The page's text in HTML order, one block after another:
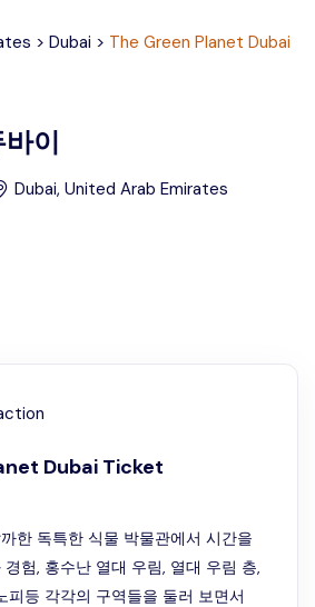
> Dubai > The Green Planet Dubai
이
Dubai, United Arab Emirates
Dubai Ticket
한 독특한 식물 박물관에서 시간을
험, 홍수난 열대 우림, 열대 우림 층,
피등 각각의 구역들을 둘러 보면서